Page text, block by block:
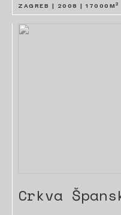
ZAGREB | 2008 | 17000 M 2
Crkva